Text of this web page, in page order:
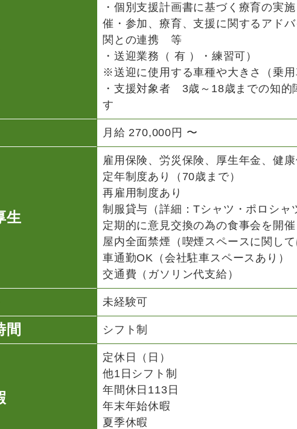
・個別支援計画書に基づく療育の実
催・参加、療育、支援に関するアド
関との連携 等
・送迎業務（ 有 ）・練習可）
※送迎に使用する車種や大きさ（乗
・支援対象者 3歳～18歳までの知的
す
月給 270,000円 〜
生
雇用保険、労災保険、厚生年金、健康
定年制度あり（70歳まで）
再雇用制度あり
制服貸与（詳細：Tシャツ・ポロシャ
定期的に意見交換の為の食事会を開
屋内全面禁煙（喫煙スペースに関して
車通勤OK（会社駐車スペースあり）
交通費（ガソリン代支給）
未経験可
間 シフト制
定休日（日）
他1日シフト制
年間休日113日
年末年始休暇
夏季休暇